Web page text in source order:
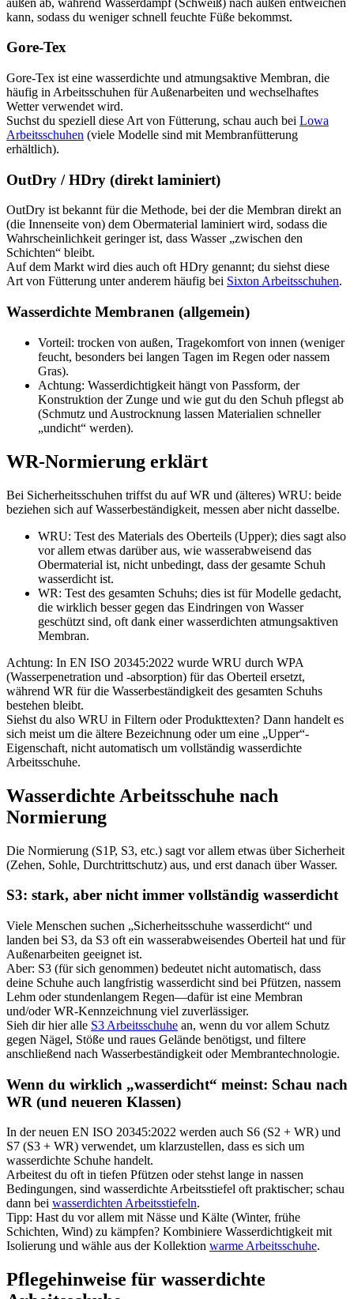
kann, sodass du weniger schnell feuchte Füße bekommst.
Gore-Tex
Gore-Tex ist eine wasserdichte und atmungsaktive Membran, die
häufig in Arbeitsschuhen für Außenarbeiten und wechselhaftes
Wetter verwendet wird.
Suchst du speziell diese Art von Fütterung, schau auch bei Lowa
Arbeitsschuhen (viele Modelle sind mit Membranfütterung
erhältlich).
OutDry / HDry (direkt laminiert)
OutDry ist bekannt für die Methode, bei der die Membran direkt an
(die Innenseite von) dem Obermaterial laminiert wird, sodass die
Wahrscheinlichkeit geringer ist, dass Wasser „zwischen den
Schichten“ bleibt.
Auf dem Markt wird dies auch oft HDry genannt; du siehst diese
Art von Fütterung unter anderem häufig bei Sixton Arbeitsschuhen.
Wasserdichte Membranen (allgemein)
Vorteil: trocken von außen, Tragekomfort von innen (weniger
feucht, besonders bei langen Tagen im Regen oder nassem
Gras).
Achtung: Wasserdichtigkeit hängt von Passform, der
Konstruktion der Zunge und wie gut du den Schuh pflegst ab
(Schmutz und Austrocknung lassen Materialien schneller
„undicht“ werden).
WR-Normierung erklärt
Bei Sicherheitsschuhen triffst du auf WR und (älteres) WRU: beide
beziehen sich auf Wasserbeständigkeit, messen aber nicht dasselbe.
WRU: Test des Materials des Oberteils (Upper); dies sagt also
vor allem etwas darüber aus, wie wasserabweisend das
Obermaterial ist, nicht unbedingt, dass der gesamte Schuh
wasserdicht ist.
WR: Test des gesamten Schuhs; dies ist für Modelle gedacht,
die wirklich besser gegen das Eindringen von Wasser
geschützt sind, oft dank einer wasserdichten atmungsaktiven
Membran.
Achtung: In EN ISO 20345:2022 wurde WRU durch WPA
(Wasserpenetration und -absorption) für das Oberteil ersetzt,
während WR für die Wasserbeständigkeit des gesamten Schuhs
bestehen bleibt.
Siehst du also WRU in Filtern oder Produkttexten? Dann handelt es
sich meist um die ältere Bezeichnung oder um eine „Upper“-
Eigenschaft, nicht automatisch um vollständig wasserdichte
Arbeitsschuhe.
Wasserdichte Arbeitsschuhe nach
Normierung
Die Normierung (S1P, S3, etc.) sagt vor allem etwas über Sicherheit
(Zehen, Sohle, Durchtrittschutz) aus, und erst danach über Wasser.
S3: stark, aber nicht immer vollständig wasserdicht
Viele Menschen suchen „Sicherheitsschuhe wasserdicht“ und
landen bei S3, da S3 oft ein wasserabweisendes Oberteil hat und für
Außenarbeiten geeignet ist.
Aber: S3 (für sich genommen) bedeutet nicht automatisch, dass
deine Schuhe auch langfristig wasserdicht sind bei Pfützen, nassem
Lehm oder stundenlangem Regen—dafür ist eine Membran
und/oder WR-Kennzeichnung viel zuverlässiger.
Sieh dir hier alle S3 Arbeitsschuhe an, wenn du vor allem Schutz
gegen Nägel, Stöße und raues Gelände benötigst, und filtere
anschließend nach Wasserbeständigkeit oder Membrantechnologie.
Wenn du wirklich „wasserdicht“ meinst: Schau nach
WR (und neueren Klassen)
In der neuen EN ISO 20345:2022 werden auch S6 (S2 + WR) und
S7 (S3 + WR) verwendet, um klarzustellen, dass es sich um
wasserdichte Schuhe handelt.
Arbeitest du oft in tiefen Pfützen oder stehst lange in nassen
Bedingungen, sind wasserdichte Arbeitsstiefel oft praktischer; schau
dann bei wasserdichten Arbeitsstiefeln.
Tipp: Hast du vor allem mit Nässe und Kälte (Winter, frühe
Schichten, Wind) zu kämpfen? Kombiniere Wasserdichtigkeit mit
Isolierung und wähle aus der Kollektion warme Arbeitsschuhe.
Pflegehinweise für wasserdichte